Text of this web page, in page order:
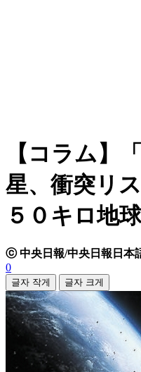
【コラム】
星、衝突リ
５０キロ地
ⓒ 中央日報/中央日報日本
0
글자 작게 글자 크게